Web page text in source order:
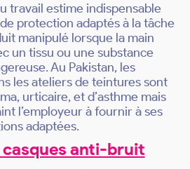
travail estime indispensable
protection adaptés à la tâche
manipulé lorsque la main
un tissu ou une substance
Au Pakistan, les
les ateliers de teintures sont
urticaire, et d’asthme mais
l’employeur à fournir à ses
adaptées.
casques anti-bruit